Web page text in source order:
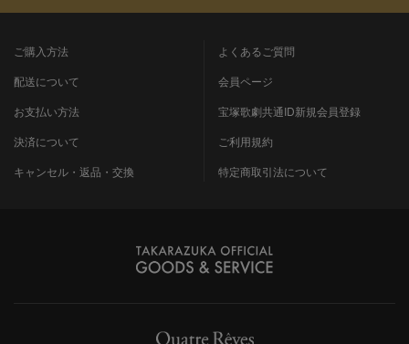
ご購入方法
配送について
お支払い方法
決済について
キャンセル・返品・交換
よくあるご質問
会員ページ
宝塚歌劇共通ID新規会員登録
ご利用規約
特定商取引法について